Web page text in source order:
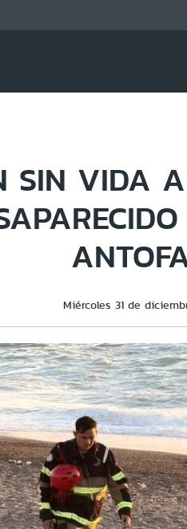
SIN VIDA
Miércoles 31 de